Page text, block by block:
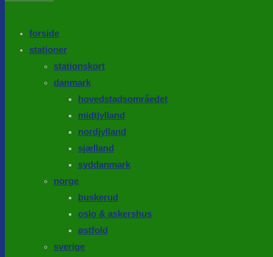
forside
stationer
stationskort
danmark
hovedstadsområedet
midtjylland
nordjylland
sjælland
syddanmark
norge
buskerud
oslo & askershus
østfold
sverige